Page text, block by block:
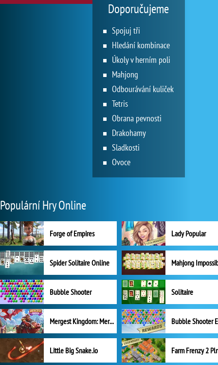
Doporučujeme
Spojuj tři
Hledání kombinace
Úkoly v herním poli
Mahjong
Odbourávání kuliček
Tetris
Obrana pevnosti
Drakohamy
Sladkosti
Ovoce
Populární Hry Online
Forge of Empires Lady Popular
Spider Solitaire Online Mahjong
Bubble Shooter Solitaire
Mergest Kingdom: Merge Puzzle
Little Big Snake.io